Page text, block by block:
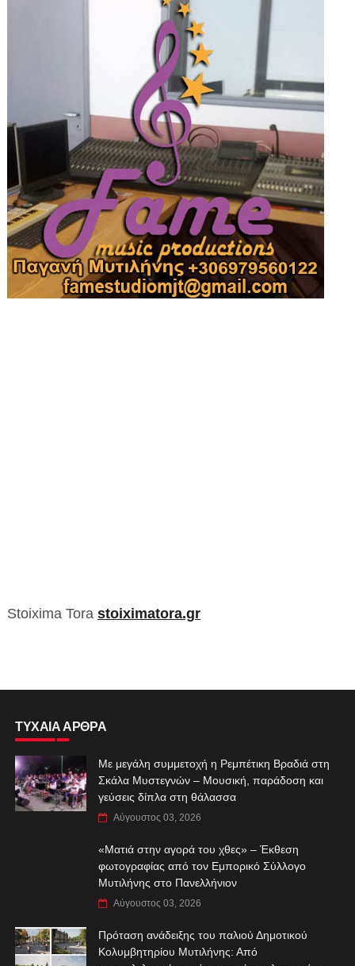
Stoixima Tora stoiximatora.gr
ΤΥΧΑΙΑ ΑΡΘΡΑ
Με μεγάλη συμμετοχή η Ρεμπέτικη Βραδιά στη
Σκάλα Μυστεγνών – Μουσική, παράδοση και
γεύσεις δίπλα στη θάλασσα
Αύγουστος 03, 2026
«Ματιά στην αγορά του χθες» – Έκθεση
φωτογραφίας από τον Εμπορικό Σύλλογο
Μυτιλήνης στο Πανελλήνιον
Αύγουστος 03, 2026
Πρόταση ανάδειξης του παλιού Δημοτικού
Κολυμβητηρίου Μυτιλήνης: Από